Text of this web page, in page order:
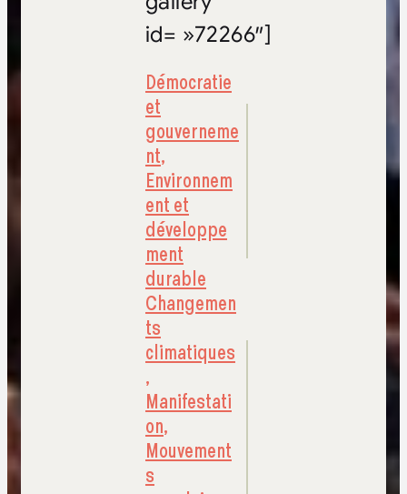
id= »72266″]
Démocratie
et
gouverneme
nt,
Environnem
ent et
développe
ment
durable
Changemen
ts
climatiques
,
Manifestati
on,
Mouvement
s